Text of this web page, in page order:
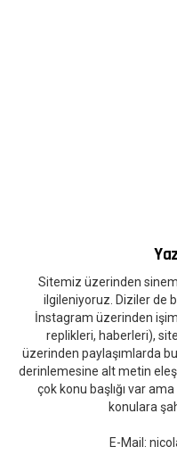
Sitemiz üzerinden
ilgileniyoruz. Diziler de
İnstagram üzerinden
replikleri, haberleri),
üzerinden paylaşımlarda
derinlemesine alt metin
çok konu başlığı var
konulara
E-Mail: